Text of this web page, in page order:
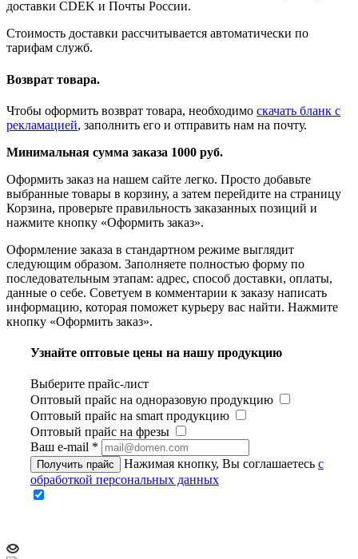
доставки CDEK и Почты России.
Стоимость доставки рассчитывается автоматически по
тарифам служб.
Возврат товара.
Чтобы оформить возврат товара, необходимо скачать бланк с
рекламацией, заполнить его и отправить нам на почту.
Минимальная сумма заказа 1000 руб.
Оформить заказ на нашем сайте легко. Просто добавьте
выбранные товары в корзину, а затем перейдите на страницу
Корзина, проверьте правильность заказанных позиций и
нажмите кнопку «Оформить заказ».
Оформление заказа в стандартном режиме выглядит
следующим образом. Заполняете полностью форму по
последовательным этапам: адрес, способ доставки, оплаты,
данные о себе. Советуем в комментарии к заказу написать
информацию, которая поможет курьеру вас найти. Нажмите
кнопку «Оформить заказ».
Узнайте оптовые цены на нашу продукцию
Выберите прайс-лист
Оптовый прайс на одноразовую продукцию
Оптовый прайс на smart продукцию
Оптовый прайс на фрезы
Ваш e-mail *
Получить прайс Нажимая кнопку, Вы соглашаетесь с
обработкой персональных данных